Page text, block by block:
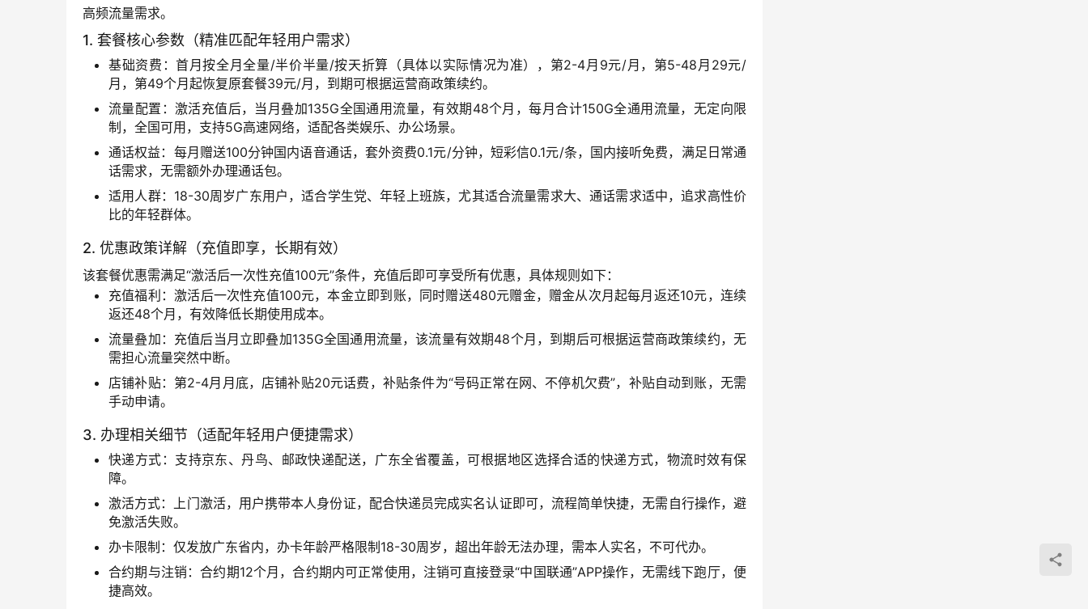
高频流量需求。
1. 套餐核心参数（精准匹配年轻用户需求）
基础资费：首月按全月全量/半价半量/按天折算（具体以实际情况为准），第2-4月9元/月，第5-48月29元/
月，第49个月起恢复原套餐39元/月，到期可根据运营商政策续约。
流量配置：激活充值后，当月叠加135G全国通用流量，有效期48个月，每月合计150G全通用流量，无定向限
制，全国可用，支持5G高速网络，适配各类娱乐、办公场景。
通话权益：每月赠送100分钟国内语音通话，套外资费0.1元/分钟，短彩信0.1元/条，国内接听免费，满足日常通
话需求，无需额外办理通话包。
适用人群：18-30周岁广东用户，适合学生党、年轻上班族，尤其适合流量需求大、通话需求适中，追求高性价
比的年轻群体。
2. 优惠政策详解（充值即享，长期有效）
该套餐优惠需满足“激活后一次性充值100元”条件，充值后即可享受所有优惠，具体规则如下：
充值福利：激活后一次性充值100元，本金立即到账，同时赠送480元赠金，赠金从次月起每月返还10元，连续
返还48个月，有效降低长期使用成本。
流量叠加：充值后当月立即叠加135G全国通用流量，该流量有效期48个月，到期后可根据运营商政策续约，无
需担心流量突然中断。
店铺补贴：第2-4月月底，店铺补贴20元话费，补贴条件为“号码正常在网、不停机欠费”，补贴自动到账，无需
手动申请。
3. 办理相关细节（适配年轻用户便捷需求）
快递方式：支持京东、丹鸟、邮政快递配送，广东全省覆盖，可根据地区选择合适的快递方式，物流时效有保
障。
激活方式：上门激活，用户携带本人身份证，配合快递员完成实名认证即可，流程简单快捷，无需自行操作，避
免激活失败。
办卡限制：仅发放广东省内，办卡年龄严格限制18-30周岁，超出年龄无法办理，需本人实名，不可代办。
合约期与注销：合约期12个月，合约期内可正常使用，注销可直接登录“中国联通”APP操作，无需线下跑厅，便
捷高效。